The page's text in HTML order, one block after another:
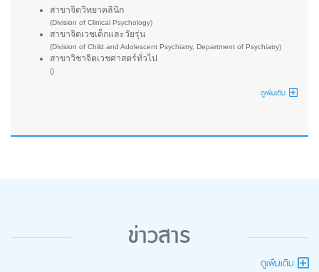
สาขาจิตวิทยาคลินิก
(Division of Clinical Psychology)
สาขาจิตเวชเด็กและวัยรุ่น
(Division of Child and Adolescent Psychiatry, Department of Psychiatry)
สาขาวิชาจิตเวชศาสตร์ทั่วไป
()
ดูเพิ่มเติม
ข่าวสาร
ดูเพิ่มเติม